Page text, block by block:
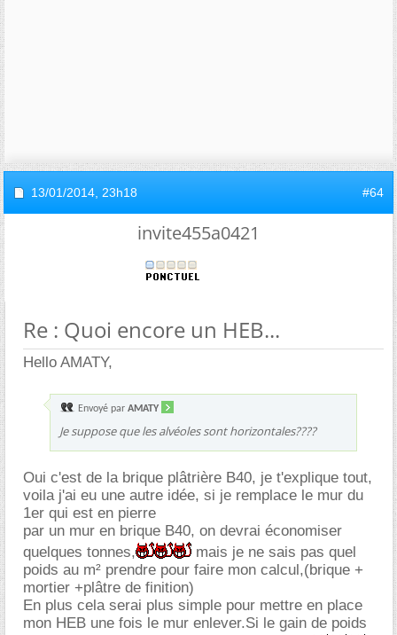
13/01/2014, 23h18 #64
invite455a0421
Re : Quoi encore un HEB...
Hello AMATY,
Envoyé par AMATY
Je suppose que les alvéoles sont horizontales????
Oui c'est de la brique plâtrière B40, je t'explique tout,
voila j'ai eu une autre idée, si je remplace le mur du
1er qui est en pierre
par un mur en brique B40, on devrai économiser
quelques tonnes,
mais je ne sais pas quel
poids au m² prendre pour faire mon calcul,(brique +
mortier +plâtre de finition)
En plus cela serai plus simple pour mettre en place
mon HEB une fois le mur enlever.Si le gain de poids